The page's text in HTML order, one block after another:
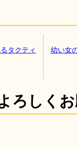
タクティ
幼い女
ろしく